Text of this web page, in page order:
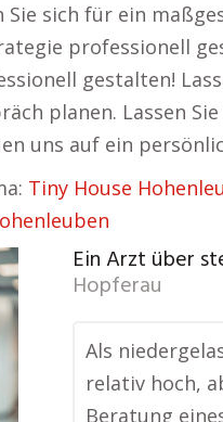
Sie sich für ein
professionell
gestalten!
planen. Lassen
uns auf ein
Tiny House
Ein Arzt über
Hopferau
Als
relativ hoch,
Beratung